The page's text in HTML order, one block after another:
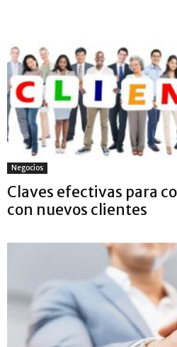
Negocios
Claves efectivas para
con nuevos clientes